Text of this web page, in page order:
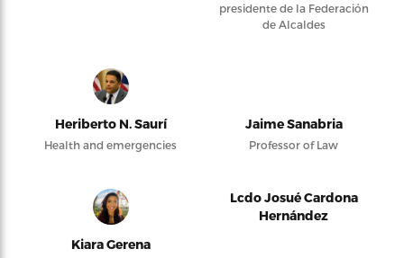
presidente de la Federación
de Alcaldes
Heriberto N. Saurí
Health and emergencies
Jaime Sanabria
Professor of Law
Kiara Gerena
Lcdo Josué Cardona
Hernández